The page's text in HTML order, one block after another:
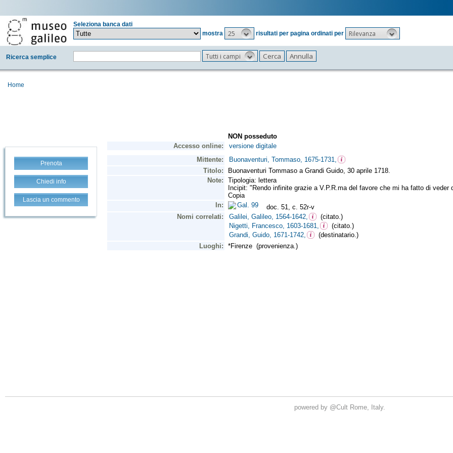
Seleziona banca dati
mostra
25 risultati per pagina ordinati per Rilevanza
Ricerca semplice Tutti i campi
Home
Prenota
Chiedi info
Lascia un commento
powered by @Cult Rome, Italy.